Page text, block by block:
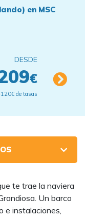
en MSC
DESDE
€
de tasas
te trae la naviera
Un barco
e instalaciones,